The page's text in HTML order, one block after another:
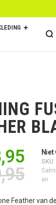
Niet
SKU
an
Feather van